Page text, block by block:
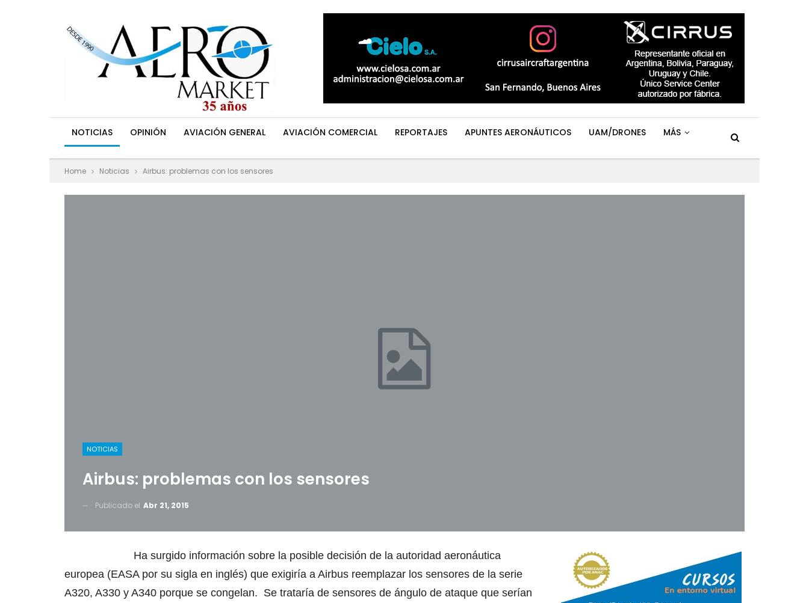
NOTICIAS OPINIÓN AVIACIÓN GENERAL AVIACIÓN COMERCIAL REPORTAJES APUNTES AERONÁUTICOS UAM/DRONES MÁS
Home Noticias Airbus: problemas con los sensores
NOTICIAS
Airbus: problemas con los sensores
Publicado el Abr 21, 2015
Ha surgido información sobre la posible decisión de la autoridad aeronáutica
europea (EASA por su sigla en inglés) que exigiría a Airbus reemplazar los sensores de la serie
A320, A330 y A340 porque se congelan. Se trataría de sensores de ángulo de ataque que serían